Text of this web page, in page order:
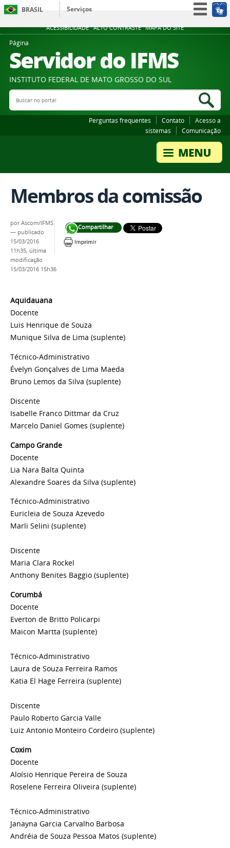
ACESSIBILIDADE ALTO CONTRASTE MAPA DO SITE
BRASIL
Serviços
Participe
Legislação
Canais
Página
Servidor do IFMS
INSTITUTO FEDERAL DE MATO GROSSO DO SUL
Buscar no portal
Perguntas frequentes Contato
Acesso a
sistemas
Comunicação
Membros da comissão
Compartilhar
porAscom/IFMS
— publicado
15/03/2016
11h35, última
modificação
15/03/2016 15h36
Aquidauana
Docente
Luis Henrique de Souza
Munique Silva de Lima (suplente)
Técnico-Administrativo
Évelyn Gonçalves de Lima Maeda
Bruno Lemos da Silva (suplente)
Discente
Isabelle Franco Dittmar da Cruz
Marcelo Daniel Gomes (suplente)
Campo Grande
Docente
Lia Nara Balta Quinta
Alexandre Soares da Silva (suplente)
Técnico-Administrativo
Euricleia de Souza Azevedo
Marli Selini (suplente)
Discente
Maria Clara Rockel
Anthony Benites Baggio (suplente)
Corumbá
Docente
Everton de Britto Policarpi
Maicon Martta (suplente)
Técnico-Administrativo
Laura de Souza Ferreira Ramos
Katia El Hage Ferreira (suplente)
Discente
Paulo Roberto Garcia Valle
Luiz Antonio Monteiro Cordeiro (suplente)
Coxim
Docente
Aloísio Henrique Pereira de Souza
Roselene Ferreira Oliveira (suplente)
Técnico-Administrativo
Janayna Garcia Carvalho Barbosa
Andréia de Souza Pessoa Matos (suplente)